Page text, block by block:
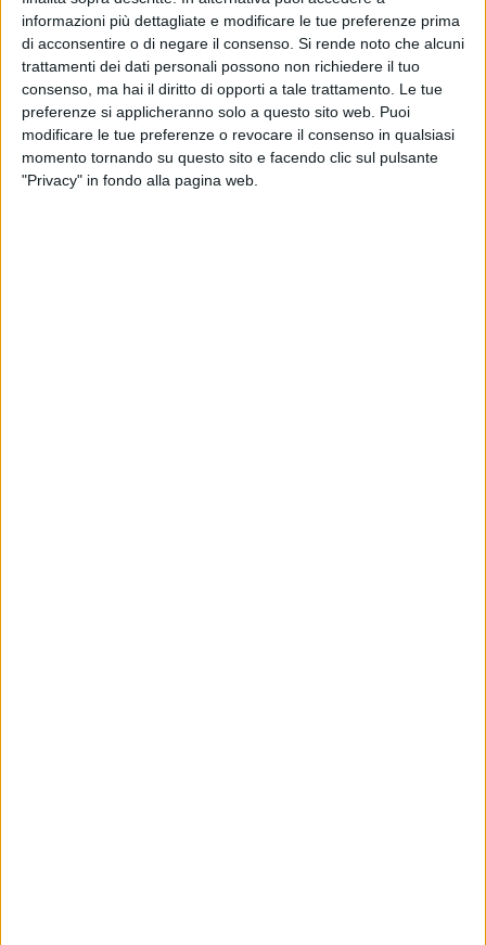
informazioni più dettagliate e modificare le tue preferenze prima
di acconsentire o di negare il consenso. Si rende noto che alcuni
trattamenti dei dati personali possono non richiedere il tuo
consenso, ma hai il diritto di opporti a tale trattamento. Le tue
preferenze si applicheranno solo a questo sito web. Puoi
modificare le tue preferenze o revocare il consenso in qualsiasi
momento tornando su questo sito e facendo clic sul pulsante
"Privacy" in fondo alla pagina web.
l’unitarietà dell’azione gestionale e tecnico-
amministrativa dell’Ente
Affari legali e contenzioso